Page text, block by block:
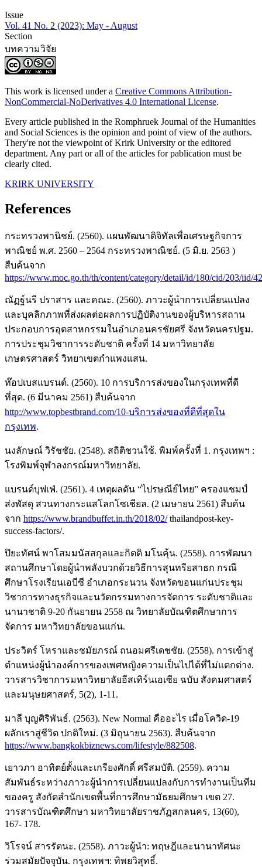
Issue
Vol. 41 No. 2 (2023): May - August
Section
บทความวิจัย
This work is licensed under a Creative Commons Attribution-
NonCommercial-NoDerivatives 4.0 International License.
Every article published in the Romphruek Journal of the Humanities
and Social Sciences is the opinion and point of view of the authors.
Thery're not the viewpoint of Krirk University or the editored
department. Any part or all of the articles for pablication must be
clearly cited.
KRIRK UNIVERSITY
References
กระทรวงพานิชย์. (2560). แผนพัฒนาดิจิทัลเพื่อเศรษฐกิจการ
พาณิชย์ พ.ศ. 2560 – 2564 กระทรวงพาณิชย์. (5 มิ.ย. 2563 )
สืบค้นจาก
https://www.moc.go.th/th/content/category/detail/id/180/cid/203/iid/
ณัฏฐ์นรี ปราสาร และคณะ. (2560). ภาวะผู้นำการเปลี่ยนแปลง
และบุคลิกภาพที่ส่งผลต่อผลการปฏิบัติงานของผู้บริหารสถาน
ประกอบการอุตสาหกรรมในอำเภอนครชัยศรี จังหวัดนครปฐม.
การประชุมวิชาการระดับชาติ ครั้งที่ 14 มหาวิทยาลัย
เกษตรศาสตร์ วิทยาเขตกำแพงแสน.
ท๊อปเบสแบรนด์. (2560). 10 การบริการส่งของในกรุงเทพที่ดี
ที่สุด. (6 มีนาคม 2561) สืบค้นจาก
http://www.topbestbrand.com/10-บริการส่งของที่ดีที่สุดใน
กรุงเทพ.
นงลักษณ์ วิรัชชัย. (2548). สถิติชวนใช้. พิมพ์ครั้งที่ 1. กรุงเทพฯ :
โรงพิมพ์จุฬาลงกรณ์มหาวิทยาลัย.
แบรนด์บุฟเฟ่. (2561). 4 เหตุผลดัน “ไปรษณีย์ไทย” ครองแชมป์
ส่งพัสดุ สวนทางกระแสโลกโซเชียล. (2 เมษายน 2561) สืบค้น
จาก https://www.brandbuffet.in.th/2018/02/thailandpost-key-
success-factors/.
ปิยะทัศน์ พาโสมมนัสสกุลและกิตติ มโนคุ้น. (2558). การพัฒนา
สถานศึกษาโดยผู้นำพลังบวกด้วยวิธีการสุนทรียสาธก กรณี
ศึกษาโรงเรียนเอบีซี อำเภอกระนวน จังหวัดขอนแก่นประชุม
วิชาการทางธุรกิจและนวัตกรรมทางการจัดการ ระดับชาติและ
นานาชาติ 9-20 กันยายน 2558 ณ วิทยาลัยบัณฑิตศึกษาการ
จัดการ มหาวิทยาลัยขอนแก่น.
ประวิตร์ โหราและชมัยภรณ์ ถนอมศรีเดชชัย. (2558). การเข้าสู่
ตำแหน่งผู้นำองค์การของเพศหญิงความเป็นไปได้ที่ไม่แตกต่าง.
วารสารวิชาการมหาวิทยาลัยอีสเทิร์นเอเซีย ฉบับ สังคมศาสตร์
และมนุษยศาสตร์, 5(2), 1-11.
มาลี บุญศิริพันธ์. (2563). New Normal คืออะไร เมื่อโควิด-19
ผลักเราสู่ชีวิต ปกติใหม่. (3 มิถุนายน 2563). สืบค้นจาก
https://www.bangkokbiznews.com/lifestyle/882508.
เยาวภา อาทิตย์ตั้งและเกรียงศักดิ์ ศรีสมบัติ. (2559). ความ
สัมพันธ์ระหว่างภาวะผู้นำการเปลี่ยนแปลงกับการทำงานเป็นทีม
ของครู สังกัดสำนักเขตพื้นที่การศึกษามัธยมศึกษา เขต 27.
วารสารบัณฑิตศึกษา มหาวิทยาลัยราชภัฏสกลนคร, 13(60),
167- 178.
วิโรจน์ สารรัตนะ. (2558). ภาวะผู้นำ: ทฤษฎีและนานาทัศนะ
ร่วมสมัยปัจจุบัน. กรุงเทพฯ: ทิพยวิสุทธิ์.